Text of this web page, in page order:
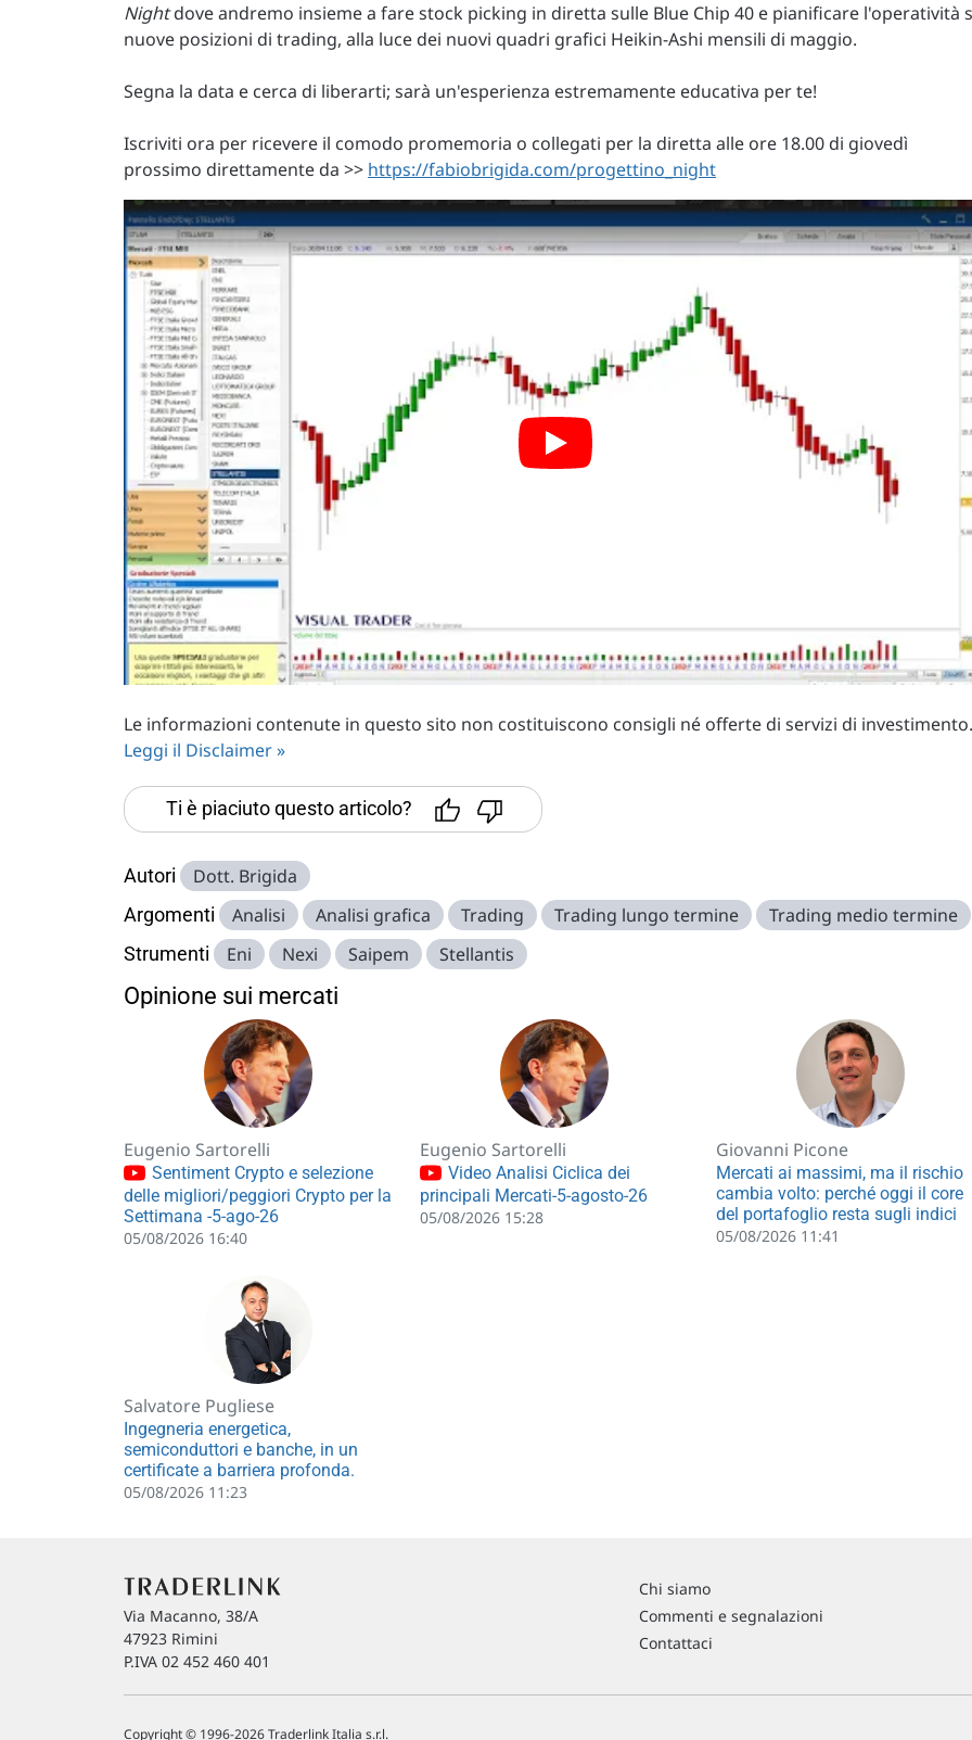
Nightdove andremo insieme a fare stock picking in diretta sulle Blue Chip 40 e pianificare l'operatività
nuove posizioni di trading, alla luce dei nuovi quadri grafici Heikin-Ashi mensili di maggio.
Segna la data e cerca di liberarti; sarà un'esperienza estremamente educativa per te!
Iscriviti ora per ricevere il comodo promemoria o collegati per la diretta alle ore 18.00 di giovedì
prossimo direttamente da >> https://fabiobrigida.com/progettino_night
Le informazioni contenute in questo sito non costituiscono consigli né offerte di servizi di investimento.
Leggi il Disclaimer »
Ti è piaciuto questo articolo?
Autori Dott. Brigida
Argomenti Analisi Analisi grafica Trading Trading lungo termine Trading medio termine
Strumenti Eni Nexi Saipem Stellantis
Opinione sui mercati
Eugenio Sartorelli
Sentiment Crypto e selezione
delle migliori/peggiori Crypto per la
Settimana -5-ago-26
05/08/2026 16:40
Eugenio Sartorelli
Video Analisi Ciclica dei
principali Mercati-5-agosto-26
05/08/2026 15:28
Giovanni Picone
Mercati ai massimi, ma il rischio
cambia volto: perché oggi il core
del portafoglio resta sugli indici
05/08/2026 11:41
Salvatore Pugliese
Ingegneria energetica,
semiconduttori e banche, in un
certificate a barriera profonda.
05/08/2026 11:23
Via Macanno, 38/A
47923 Rimini
P.IVA 02 452 460 401
Chi siamo
Commenti e segnalazioni
Contattaci
Copyright © 1996-2026 Traderlink Italia s.r.l.